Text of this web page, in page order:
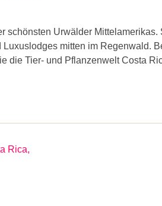
schönsten Urwälder Mittelamerikas.
mitten im Regenwald.
die Tier- und Pflanzenwelt Costa